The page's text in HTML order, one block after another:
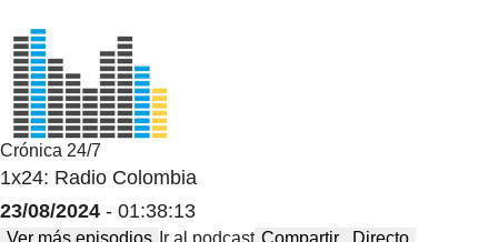
Crónica 24/7
1x24: Radio Colombia
23/08/2024 - 01:38:13
Ver más episodios Ir al podcast Compartir Directo